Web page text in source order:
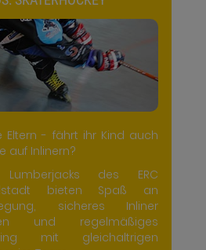
Eltern - fährt ihr Kind auch
auf Inlinern?
des ERC
bieten Spaß an
sicheres Inliner
und regelmäßiges
mit gleichaltrigen